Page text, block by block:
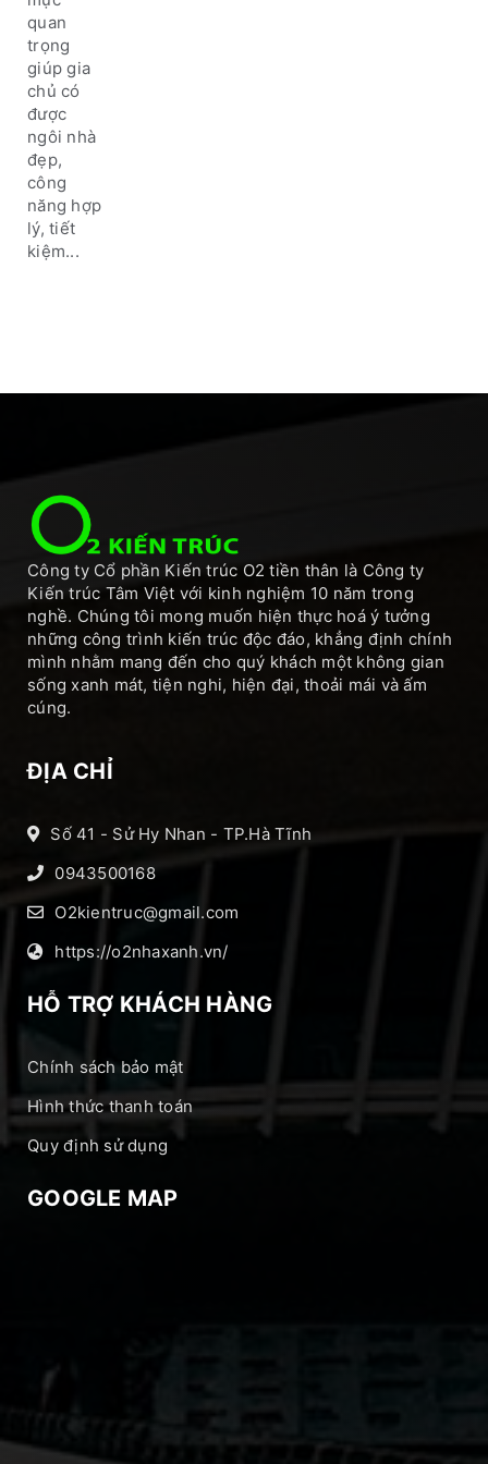
uy tín,
chất
lượng
quan
trọng
giúp gia
chủ có
được
ngôi nhà
đẹp,
công
năng hợp
lý, tiết
kiệm...
Công ty Cổ phần Kiến trúc O2 tiền thân là Công ty
Kiến trúc Tâm Việt với kinh nghiệm 10 năm trong
nghề. Chúng tôi mong muốn hiện thực hoá ý tưởng
những công trình kiến trúc độc đáo, khẳng định chính
mình nhằm mang đến cho quý khách một không gian
sống xanh mát, tiện nghi, hiện đại, thoải mái và ấm
cúng.
ĐỊA CHỈ
Số 41 - Sử Hy Nhan - TP.Hà Tĩnh
0943500168
O2kientruc@gmail.com
https://o2nhaxanh.vn/
HỖ TRỢ KHÁCH HÀNG
Chính sách bảo mật
Hình thức thanh toán
Quy định sử dụng
GOOGLE MAP